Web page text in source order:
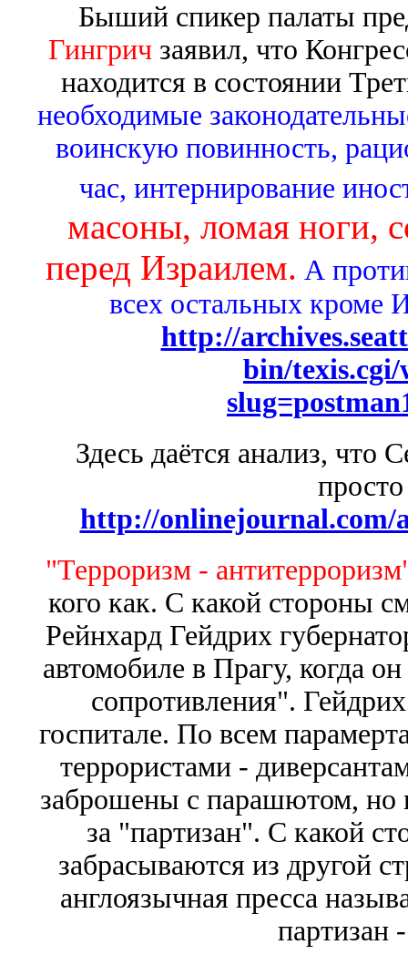
Быший спикер палаты
Гингрич заявил, что
находится в состоянии
необходимые
воинскую повинность,
час, интернирование
масоны, ломая ноги,
перед Израилем. А
всех остальных кроме
http://
bin/
Здесь даётся анализ, что
http://onlinejournal.com/
"Терроризм -
кого как. С какой стороны
Рейнхард Гейдрих
автомобиле в Прагу, когда
сопротивления".
госпитале. По всем
террористами -
заброшены с парашютом, но
за "партизан". С какой
забрасываются из другой
англоязычная пресса
партизан